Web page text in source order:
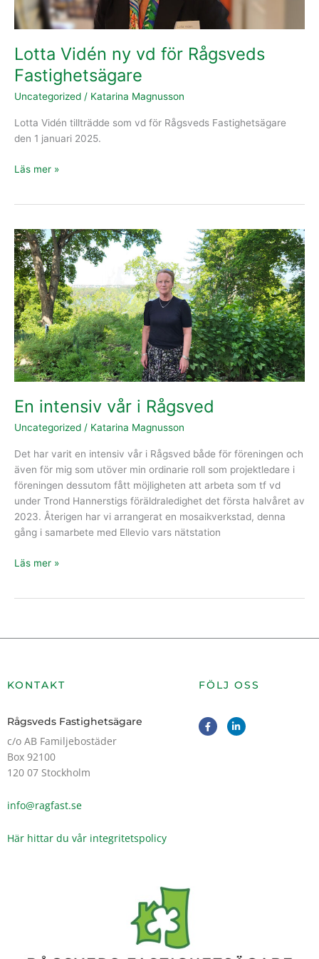
Lotta Vidén ny vd för Rågsveds
Fastighetsägare
Uncategorized / Katarina Magnusson
Lotta Vidén tillträdde som vd för Rågsveds Fastighetsägare
den 1 januari 2025.
Läs mer »
En intensiv vår i Rågsved
Uncategorized / Katarina Magnusson
Det har varit en intensiv vår i Rågsved både för föreningen och
även för mig som utöver min ordinarie roll som projektledare i
föreningen dessutom fått möjligheten att arbeta som tf vd
under Trond Hannerstigs föräldraledighet det första halvåret av
2023. Återigen har vi arrangerat en mosaikverkstad, denna
gång i samarbete med Ellevio vars nätstation
En
intensiv
vår
i
Rågsved
Läs mer »
KONTAKT
Rågsveds Fastighetsägare
c/o AB Familjebostäder
Box 92100
120 07 Stockholm
info@ragfast.se
Här hittar du vår integritetspolicy
FÖLJ OSS
F
a
c
L
i
n